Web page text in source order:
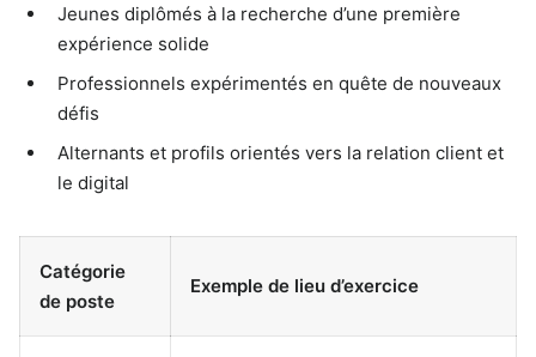
Jeunes diplômés à la recherche d’une première
expérience solide
Professionnels expérimentés en quête de nouveaux
défis
Alternants et profils orientés vers la relation client et
le digital
Catégorie
de poste
Exemple de lieu d’exercice